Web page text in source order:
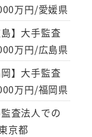
万円/愛媛県
】大手監査
万円/広島県
】大手監査
万円/福岡県
査法人での
京都